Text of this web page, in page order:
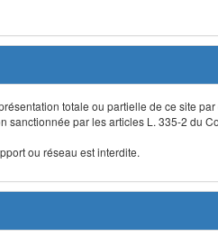
totale ou partielle de ce site
par les articles L. 335-2 du
ou réseau est interdite.